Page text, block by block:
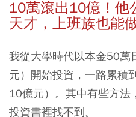
10萬滾出10億！他
天才，上班族也能
我從大學時代以本金50萬
元）開始投資，一路累積
10億元）。其中有些方法
投資書裡找不到。